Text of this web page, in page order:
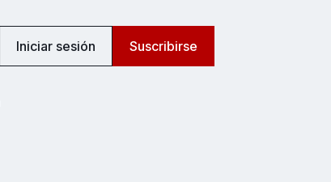
Iniciar sesión Suscribirse